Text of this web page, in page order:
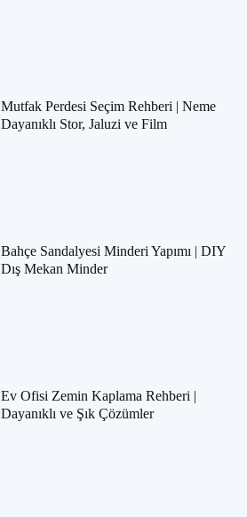
Mutfak Perdesi Seçim Rehberi | Neme
Dayanıklı Stor, Jaluzi ve Film
Bahçe Sandalyesi Minderi Yapımı | DIY
Dış Mekan Minder
Ev Ofisi Zemin Kaplama Rehberi |
Dayanıklı ve Şık Çözümler